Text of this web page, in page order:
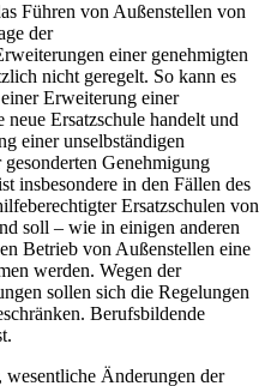
Führen von Außenstellen von
der
einer genehmigten
nicht geregelt. So kann es
Erweiterung einer
neue Ersatzschule handelt und
einer unselbständigen
Genehmigung
insbesondere in den Fällen des
Ersatzschulen von
soll – wie in einigen anderen
Betrieb von Außenstellen eine
werden. Wegen der
sollen sich die Regelungen
Berufsbildende
Änderungen der